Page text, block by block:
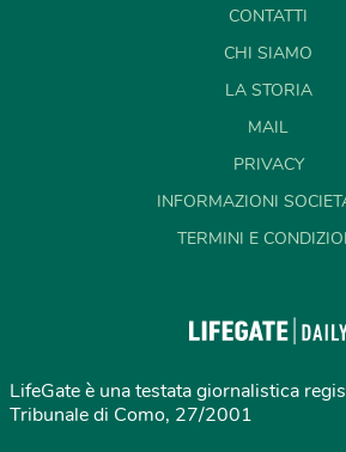
CONTATTI
CHI SIAMO
LA STORIA
MAIL
PRIVACY
INFORMAZIONI
TERMINI E
LifeGate è una testata giornalistica
Tribunale di Como, 27/2001